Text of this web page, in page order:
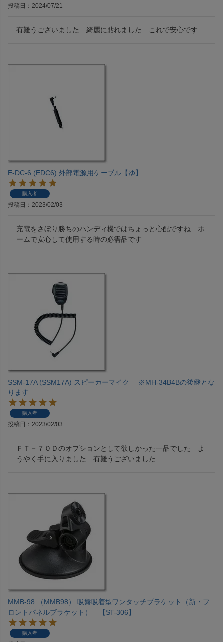
投稿日 2024/07/21
有難うございました　綺麗に貼れました　これで安心です
E-DC-6 (EDC6) 外部電源用ケーブル【ゆ】
購入者
投稿日 2023/02/03
充電をさぼり勝ちのハンディ機ではちょっと心配ですね　ホ
ームで安心して使用する時の必需品です
SSM-17A (SSM17A) スピーカーマイク ※MH-34B4Bの後継とな
ります
購入者
投稿日 2023/02/03
ＦＴ－７０Ｄのオプションとして欲しかった一品でした　よ
うやく手に入りました　有難うございました
MMB-98 （MMB98） 吸盤吸着型ワンタッチブラケット（新・フ
ロントパネルブラケット） 【ST-306】
購入者